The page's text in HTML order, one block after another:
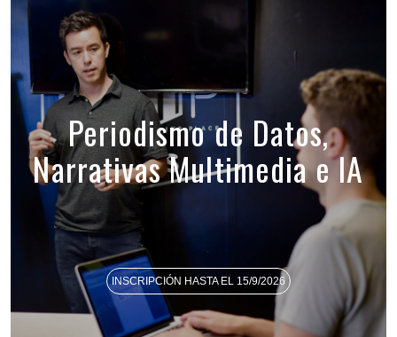
Periodismo de Datos,
Narrativas Multimedia e IA
INSCRIPCIÓN HASTA EL 15/9/2026